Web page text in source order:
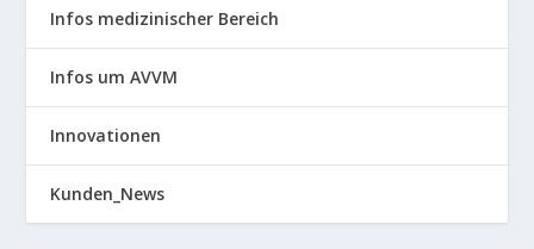
Infos medizinischer Bereich
Infos um AVVM
Innovationen
Kunden_News